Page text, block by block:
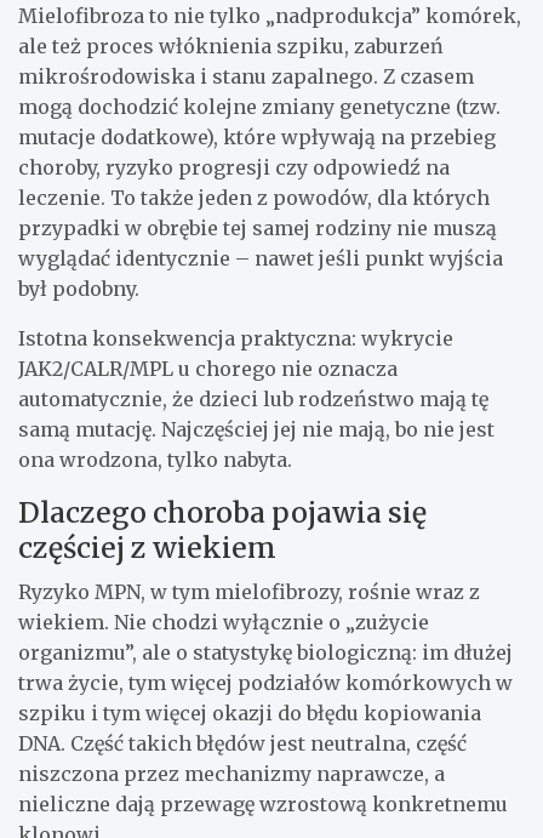
Mielofibroza to nie tylko „nadprodukcja” komórek,
ale też proces włóknienia szpiku, zaburzeń
mikrośrodowiska i stanu zapalnego. Z czasem
mogą dochodzić kolejne zmiany genetyczne (tzw.
mutacje dodatkowe), które wpływają na przebieg
choroby, ryzyko progresji czy odpowiedź na
leczenie. To także jeden z powodów, dla których
przypadki w obrębie tej samej rodziny nie muszą
wyglądać identycznie – nawet jeśli punkt wyjścia
był podobny.
Istotna konsekwencja praktyczna: wykrycie
JAK2/CALR/MPL u chorego nie oznacza
automatycznie, że dzieci lub rodzeństwo mają tę
samą mutację. Najczęściej jej nie mają, bo nie jest
ona wrodzona, tylko nabyta.
Dlaczego choroba pojawia się
częściej z wiekiem
Ryzyko MPN, w tym mielofibrozy, rośnie wraz z
wiekiem. Nie chodzi wyłącznie o „zużycie
organizmu”, ale o statystykę biologiczną: im dłużej
trwa życie, tym więcej podziałów komórkowych w
szpiku i tym więcej okazji do błędu kopiowania
DNA. Część takich błędów jest neutralna, część
niszczona przez mechanizmy naprawcze, a
nieliczne dają przewagę wzrostową konkretnemu